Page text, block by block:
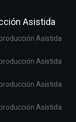
Asistida
Asistida
Asistida
Asistida
Asistida